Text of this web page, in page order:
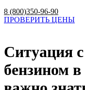
8 (800)350-96-90
ПРОВЕРИТЬ ЦЕНЫ
Ситуация
бензином